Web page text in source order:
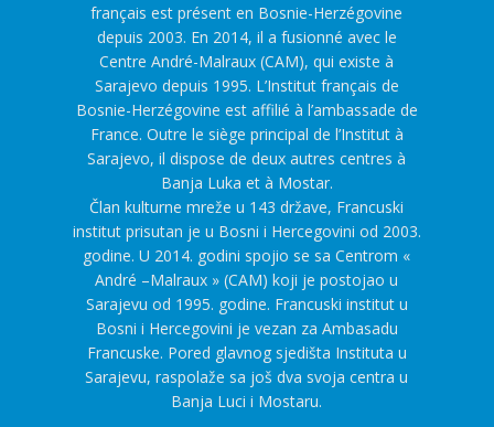
français est présent en Bosnie-Herzégovine
depuis 2003. En 2014, il a fusionné avec le
Centre André-Malraux (CAM), qui existe à
Sarajevo depuis 1995. L’Institut français de
Bosnie-Herzégovine est affilié à l’ambassade de
France. Outre le siège principal de l’Institut à
Sarajevo, il dispose de deux autres centres à
Banja Luka et à Mostar.
Član kulturne mreže u 143 države, Francuski
institut prisutan je u Bosni i Hercegovini od 2003.
godine. U 2014. godini spojio se sa Centrom «
André –Malraux » (CAM) koji je postojao u
Sarajevu od 1995. godine. Francuski institut u
Bosni i Hercegovini je vezan za Ambasadu
Francuske. Pored glavnog sjedišta Instituta u
Sarajevu, raspolaže sa još dva svoja centra u
Banja Luci i Mostaru.